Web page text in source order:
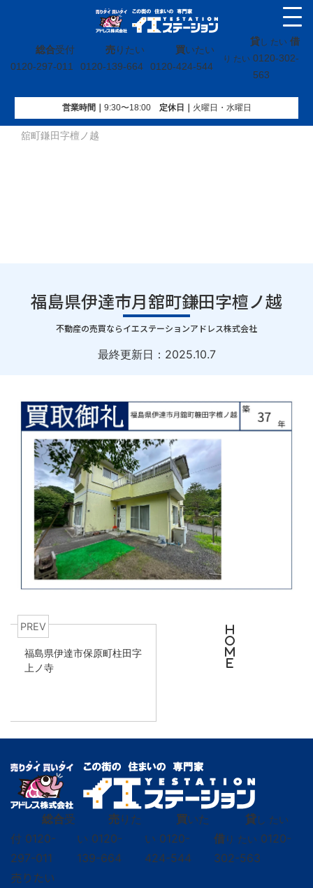
総合受付
0120-297-011
売りたい
0120-139-664
買いたい
0120-424-544
貸し たい 借
り たい 0120-302-
563
営業時間｜ 9:30〜18:00定休⽇｜ 火曜⽇・水曜⽇
イエステーション»投稿トップ»買取実績»福島県伊達市月
舘町鎌田字檀ノ越
福島県伊達市月舘町鎌田字檀ノ越
｜
不動産の売買ならイエステーションアドレス株式会社
最終更新日： 2025.10.7
PREV
福島県伊達市保原町柱田字
上ノ寺
H
O
M
E
総合受
付 0120-
297-011
売りた
い 0120-
139-664
買いた
い 0120-
424-544
貸し たい
借り たい 0120-
302-563
売りたい